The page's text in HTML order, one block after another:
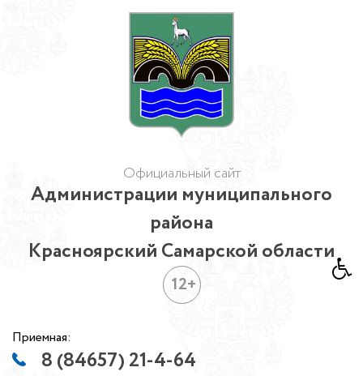
Официальный сайт
Администрации муниципального
района
Красноярский Самарской области
12+
Приемная:
8 (84657) 21-4-64